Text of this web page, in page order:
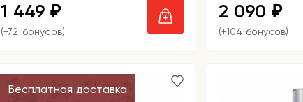
1 449 ₽
(+72 бонусов)
2 090 ₽
(+104 бонусов)
Бесплатная доставка